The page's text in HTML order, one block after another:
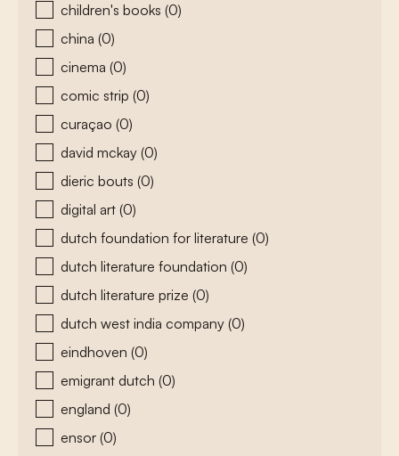
children's books (0)
china (0)
cinema (0)
comic strip (0)
curaçao (0)
david mckay (0)
dieric bouts (0)
digital art (0)
dutch foundation for literature (0)
dutch literature foundation (0)
dutch literature prize (0)
dutch west india company (0)
eindhoven (0)
emigrant dutch (0)
england (0)
ensor (0)